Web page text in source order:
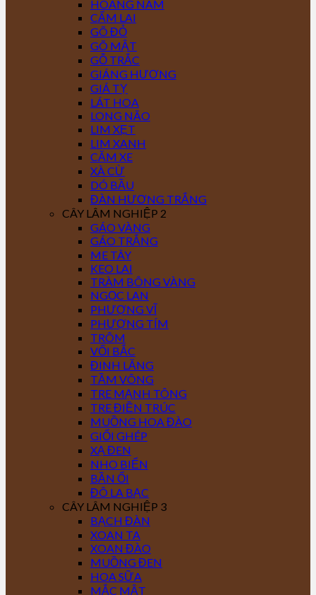
HOÀNG NAM
CẨM LAI
GÕ ĐỎ
GÕ MẬT
GỖ TRẮC
GIÁNG HƯƠNG
GIÁ TỴ
LÁT HOA
LONG NÃO
LIM XẸT
LIM XANH
CĂM XE
XÀ CỪ
DÓ BẦU
ĐÀN HƯƠNG TRẮNG
CÂY LÂM NGHIỆP 2
GÁO VÀNG
GÁO TRẮNG
ME TÂY
KEO LAI
TRÀM BÔNG VÀNG
NGỌC LAN
PHƯỢNG VĨ
PHƯỢNG TÍM
TRÔM
VỐI BẮC
ĐINH LĂNG
TẦM VÔNG
TRE MẠNH TÔNG
TRE ĐIỀN TRÚC
MUỒNG HOA ĐÀO
GIỔI GHÉP
XẠ ĐEN
NHO BIỂN
BẦN ỔI
ĐÔ LA BẠC
CÂY LÂM NGHIỆP 3
BẠCH ĐÀN
XOAN TA
XOAN ĐÀO
MUỒNG ĐEN
HOA SỮA
MẮC MẬT